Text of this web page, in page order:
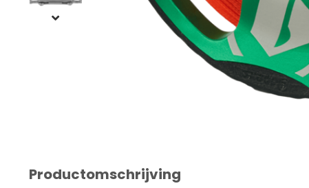
Productomschrijving